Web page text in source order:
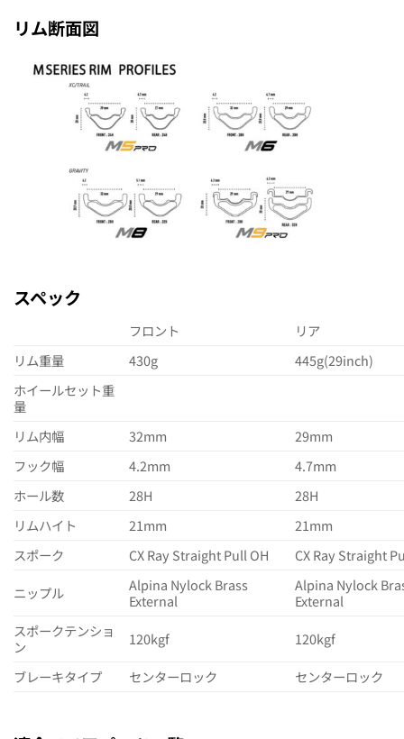
リム断面図
スペック
フロント
リア
リム重量
430g
445g(29inch)
ホイールセット重
量
リム内幅
32mm
29mm
フック幅
4.2mm
4.7mm
ホール数
28H
28H
リムハイト
21mm
21mm
スポーク
CX Ray Straight Pull OH
CX Ray Straight
ニップル
Alpina Nylock Brass
External
Alpina Nylock
External
スポークテンショ
ン
120kgf
120kgf
ブレーキタイプ
センターロック センターロック